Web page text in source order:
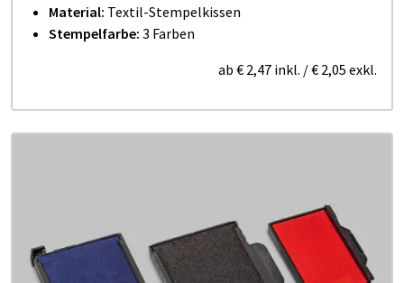
Material: Textil-Stempelkissen
Stempelfarbe: 3 Farben
ab € 2,47 inkl. /€ 2,05 exkl.